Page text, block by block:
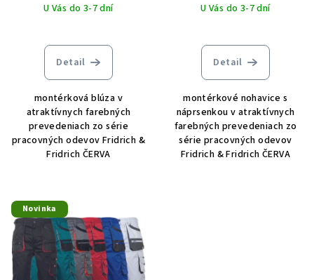
U Vás do 3-7 dní
Detail
montérková blúza v
atraktívnych farebných
prevedeniach zo série
pracovných odevov Fridrich &
Fridrich ČERVA
U Vás do 3-7 dní
Detail
montérkové nohavice s
náprsenkou v atraktívnych
farebných prevedeniach zo
série pracovných odevov
Fridrich & Fridrich ČERVA
Novinka